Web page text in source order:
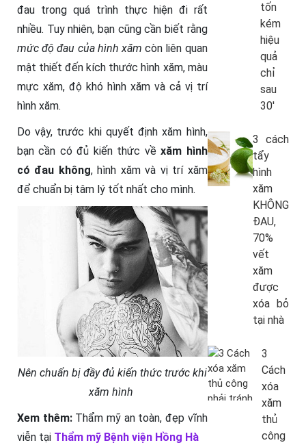
đau trong quá trình thực hiện đi rất
nhiều. Tuy nhiên, bạn cũng cần biết rằng
mức độ đau của hình xămcòn liên quan
mật thiết đến kích thước hình xăm, màu
mực xăm, độ khó hình xăm và cả vị trí
hình xăm.
Do vậy, trước khi quyết định xăm hình,
bạn cần có đủ kiến thức vềxăm hình
có đau không, hình xăm và vị trí xăm
để chuẩn bị tâm lý tốt nhất cho mình.
Nên chuẩn bị đầy đủ kiến thức trước khi
xăm hình
Xem thêm:Thẩm mỹ an toàn, đẹp vĩnh
viễn tại Thẩm mỹ Bệnh viện Hồng Hà
tốn
kém
hiệu
quả
chỉ
sau
30′
3 cách
tẩy
hình
xăm
KHÔNG
ĐAU,
70%
vết
xăm
được
xóa bỏ
tại nhà
3
Cách
xóa
xăm
thủ
công